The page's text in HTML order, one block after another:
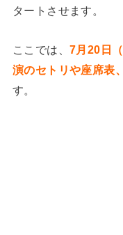
タートさせます。
ここでは、 7月20日
演のセトリや座席表
す。